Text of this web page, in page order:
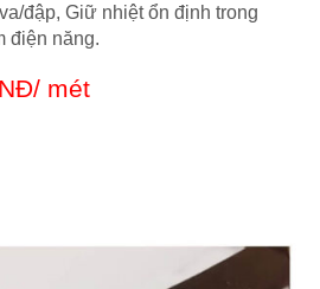
đập, Giữ nhiệt ổn định trong
điện năng.
mét